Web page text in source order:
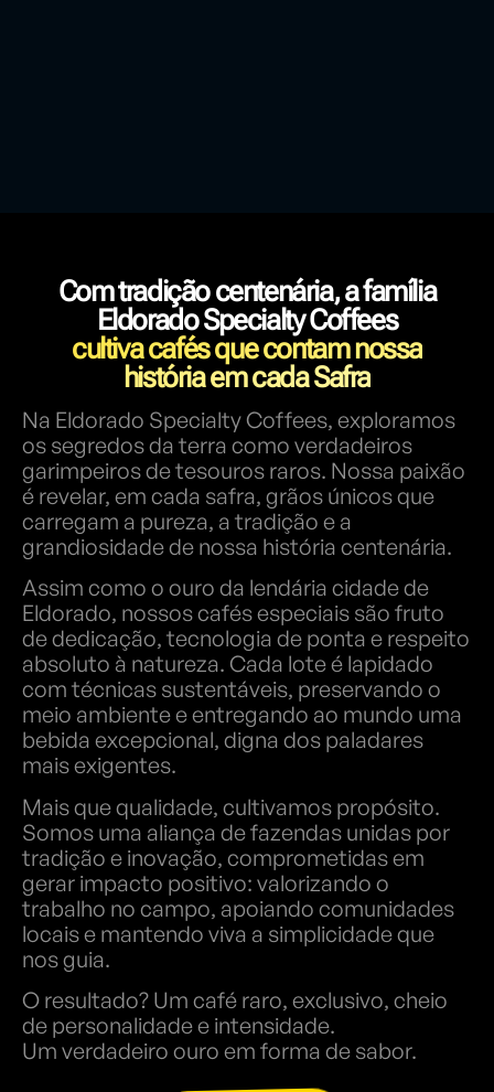
Com tradição centenária, a família
Eldorado Specialty Coffees
cultiva cafés que contam nossa
história em cada Safra
Na Eldorado Specialty Coffees, exploramos
os segredos da terra como verdadeiros
garimpeiros de tesouros raros. Nossa paixão
é revelar, em cada safra, grãos únicos que
carregam a pureza, a tradição e a
grandiosidade de nossa história centenária.
Assim como o ouro da lendária cidade de
Eldorado, nossos cafés especiais são fruto
de dedicação, tecnologia de ponta e respeito
absoluto à natureza. Cada lote é lapidado
com técnicas sustentáveis, preservando o
meio ambiente e entregando ao mundo uma
bebida excepcional, digna dos paladares
mais exigentes.
Mais que qualidade, cultivamos propósito.
Somos uma aliança de fazendas unidas por
tradição e inovação, comprometidas em
gerar impacto positivo: valorizando o
trabalho no campo, apoiando comunidades
locais e mantendo viva a simplicidade que
nos guia.
O resultado? Um café raro, exclusivo, cheio
de personalidade e intensidade.
Um verdadeiro ouro em forma de sabor.